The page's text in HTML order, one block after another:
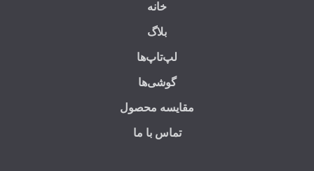
خانه
بلاگ
لپ‌تاپ‌ها
گوشی‌ها
مقایسه محصول
تماس با ما